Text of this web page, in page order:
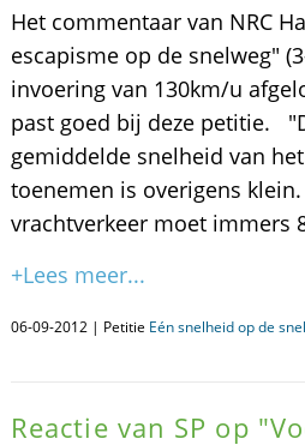
Het commentaar van NRC
escapisme op de snelweg"
invoering van 130km/u
past goed bij deze petitie.
gemiddelde snelheid van
toenemen is overigens
vrachtverkeer moet immers
+Lees meer...
06-09-2012 | Petitie Eén snelheid op de
Reactie van SP op